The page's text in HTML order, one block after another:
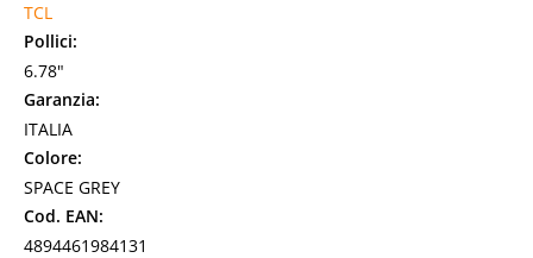
TCL
Pollici:
6.78"
Garanzia:
ITALIA
Colore:
SPACE GREY
Cod. EAN:
4894461984131